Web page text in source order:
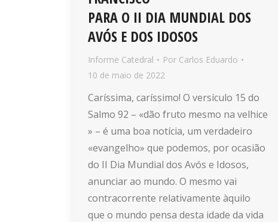
PARA O II DIA MUNDIAL DOS
AVÓS E DOS IDOSOS
Informe Catedral Por Carlos Eduardo
10 de maio de 2022
Caríssima, caríssimo! O versículo 15 do
Salmo 92 – «dão fruto mesmo na velhice
» – é uma boa notícia, um verdadeiro
«evangelho» que podemos, por ocasião
do II Dia Mundial dos Avós e Idosos,
anunciar ao mundo. O mesmo vai
contracorrente relativamente àquilo
que o mundo pensa desta idade da vida